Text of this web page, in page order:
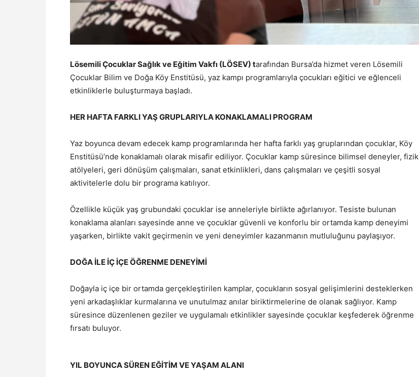
Lösemili Çocuklar Sağlık ve Eğitim Vakfı (LÖSEV) tarafından Bursa’da hizmet veren Lösemili
Çocuklar Bilim ve Doğa Köy Enstitüsü, yaz kampı programlarıyla çocukları eğitici ve eğlenceli
etkinliklerle buluşturmaya başladı.
HER HAFTA FARKLI YAŞ GRUPLARIYLA KONAKLAMALI PROGRAM
Yaz boyunca devam edecek kamp programlarında her hafta farklı yaş gruplarından çocuklar, Köy
Enstitüsü’nde konaklamalı olarak misafir ediliyor. Çocuklar kamp süresince bilimsel deneyler, fizik
atölyeleri, geri dönüşüm çalışmaları, sanat etkinlikleri, dans çalışmaları ve çeşitli sosyal
aktivitelerle dolu bir programa katılıyor.
Özellikle küçük yaş grubundaki çocuklar ise anneleriyle birlikte ağırlanıyor. Tesiste bulunan
konaklama alanları sayesinde anne ve çocuklar güvenli ve konforlu bir ortamda kamp deneyimi
yaşarken, birlikte vakit geçirmenin ve yeni deneyimler kazanmanın mutluluğunu paylaşıyor.
DOĞA İLE İÇ İÇE ÖĞRENME DENEYİMİ
Doğayla iç içe bir ortamda gerçekleştirilen kamplar, çocukların sosyal gelişimlerini desteklerken
yeni arkadaşlıklar kurmalarına ve unutulmaz anılar biriktirmelerine de olanak sağlıyor. Kamp
süresince düzenlenen geziler ve uygulamalı etkinlikler sayesinde çocuklar keşfederek öğrenme
fırsatı buluyor.
YIL BOYUNCA SÜREN EĞİTİM VE YAŞAM ALANI